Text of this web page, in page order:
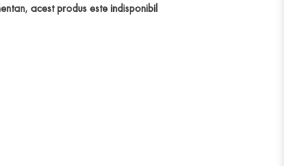
acest produs este indisponibil